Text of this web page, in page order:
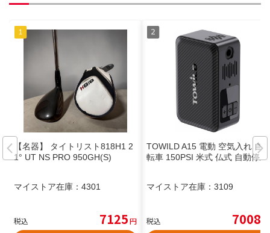
【名器】 タイトリスト818H1 2
1° UT NS PRO 950GH(S)
マイストア在庫： 4301
税込 7125円
TOWILD A15 電動 空気入れ 自
転車 150PSI 米式 仏式 自動停止
マイストア在庫： 3109
税込 7008